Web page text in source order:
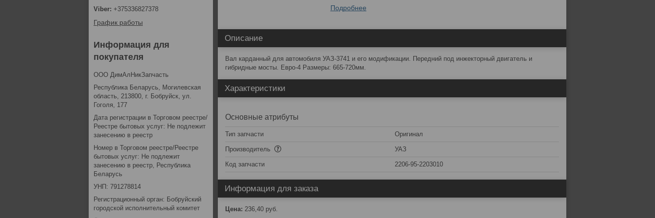
Подробнее
Описание
Вал карданный для автомобиля УАЗ-3741 и его модификации. Передний под инжекторный двигатель и
гибридные мосты. Евро-4 Размеры: 665-720мм.
Характеристики
Основные атрибуты
Тип запчасти Оригинал
Производитель УАЗ
Код запчасти 2206-95-2203010
Информация для заказа
Цена: 236,40 руб.
+375336827378
График работы
Информация для
покупателя
ООО ДимАлНикЗапчасть
Республика Беларусь, Могилевская
область, 213800, г. Бобруйск, ул.
Гоголя, 177
Дата регистрации в Торговом реестре/
Реестре бытовых услуг: Не подлежит
занесению в реестр
Номер в Торговом реестре/Реестре
бытовых услуг: Не подлежит
занесению в реестр, Республика
Беларусь
УНП: 791278814
Регистрационный орган: Бобруйский
городской исполнительный комитет